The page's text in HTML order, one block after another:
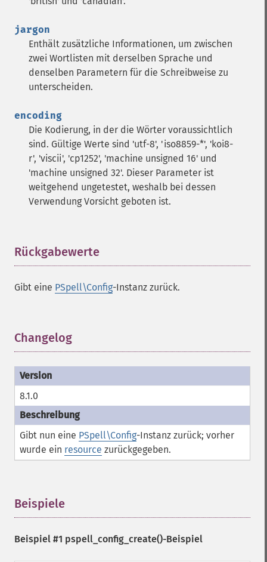
jargon
Enthält zusätzliche Informationen, um zwischen
zwei Wortlisten mit derselben Sprache und
denselben Parametern für die Schreibweise zu
unterscheiden.
encoding
Die Kodierung, in der die Wörter voraussichtlich
sind. Gültige Werte sind 'utf-8', 'iso8859-*', 'koi8-
r', 'viscii', 'cp1252', 'machine unsigned 16' und
'machine unsigned 32'. Dieser Parameter ist
weitgehend ungetestet, weshalb bei dessen
Verwendung Vorsicht geboten ist.
Rückgabewerte
Gibt eine PSpell\Config-Instanz zurück.
Changelog
8.1.0
Gibt nun eine PSpell\Config-Instanz zurück; vorher
wurde ein resource zurückgegeben.
Beispiele
Beispiel #1 pspell_config_create()-Beispiel